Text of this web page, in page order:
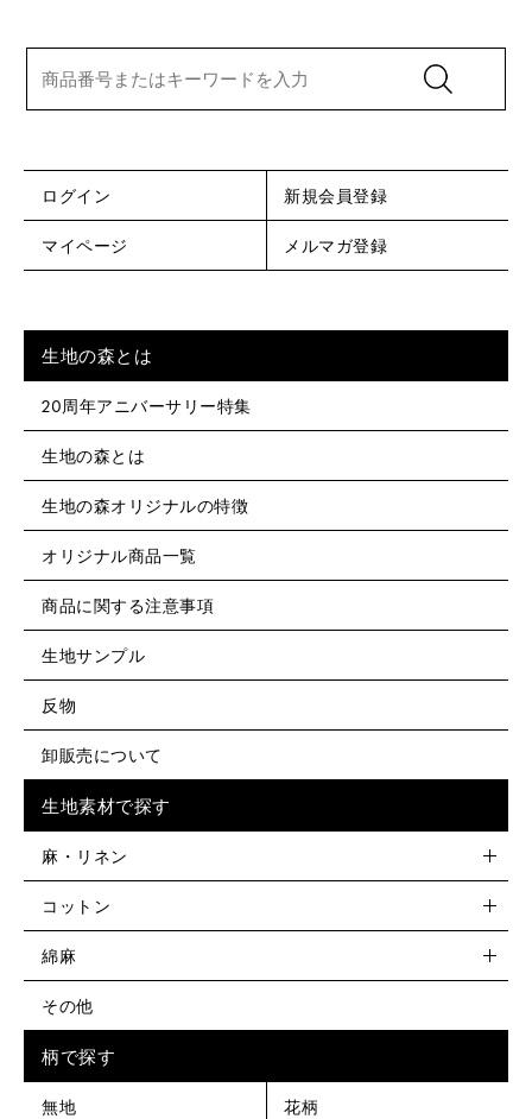
ログイン 新規会員登録
マイページ メルマガ登録
生地の森とは
20周年アニバーサリー特集
生地の森とは
生地の森オリジナルの特徴
オリジナル商品一覧
商品に関する注意事項
生地サンプル
反物
卸販売について
生地素材で探す
麻・リネン
コットン
綿麻
その他
柄で探す
無地 花柄